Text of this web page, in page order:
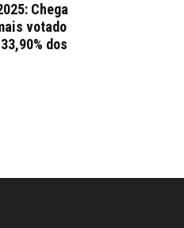
Chega
votado
dos